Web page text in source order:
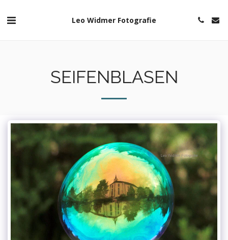
Leo Widmer Fotografie
SEIFENBLASEN